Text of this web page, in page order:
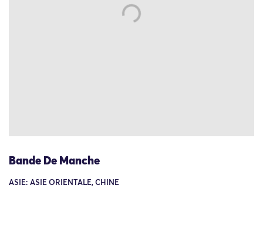
Bande De Manche
ASIE: ASIE ORIENTALE, CHINE